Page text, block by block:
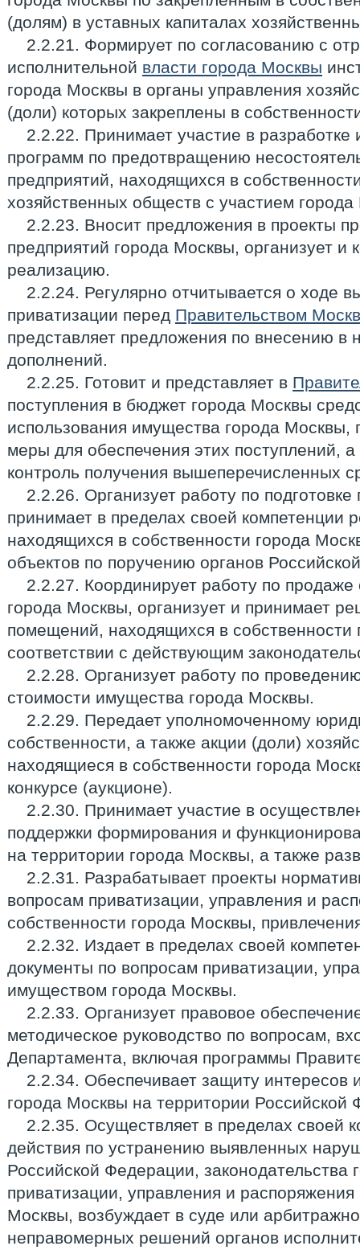
(долям) в уставных капиталах
2.2.21. Формирует по согласованию с
исполнительной власти города Москвы
города Москвы в органы управления
(доли) которых закреплены в
2.2.22. Принимает участие в разработке
программ по предотвращению
предприятий, находящихся в
хозяйственных обществ с участием
2.2.23. Вносит предложения в проекты
предприятий города Москвы, организует и
реализацию.
2.2.24. Регулярно отчитывается о ходе
приватизации перед Правительством
представляет предложения по внесению в
дополнений.
2.2.25. Готовит и представляет в
поступления в бюджет города Москвы
использования имущества города
меры для обеспечения этих поступлений,
контроль получения вышеперечисленных
2.2.26. Организует работу по
принимает в пределах своей компетенции
находящихся в собственности города
объектов по поручению органов
2.2.27. Координирует работу по
города Москвы, организует и принимает
помещений, находящихся в собственности
соответствии с действующим
2.2.28. Организует работу по
стоимости имущества города Москвы.
2.2.29. Передает уполномоченному
собственности, а также акции (доли)
находящиеся в собственности города
конкурсе (аукционе).
2.2.30. Принимает участие в
поддержки формирования и
на территории города Москвы, а также
2.2.31. Разрабатывает проекты
вопросам приватизации, управления и
собственности города Москвы,
2.2.32. Издает в пределах своей
документы по вопросам приватизации,
имуществом города Москвы.
2.2.33. Организует правовое
методическое руководство по вопросам,
Департамента, включая программы
2.2.34. Обеспечивает защиту интересов
города Москвы на территории
2.2.35. Осуществляет в пределах своей
действия по устранению выявленных
Российской Федерации, законодательства
приватизации, управления и
Москвы, возбуждает в суде или
неправомерных решений органов